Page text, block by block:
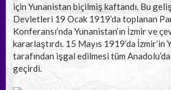
için Yunanistan biçilmiş kaftandı. Bu
Devletleri 19 Ocak 1919’da toplanan
Konferansı’nda Yunanistan’ın İzmir ve
kararlaştırdı. 15 Mayıs 1919’da İzmir’in
tarafından işgal edilmesi tüm
geçirdi.